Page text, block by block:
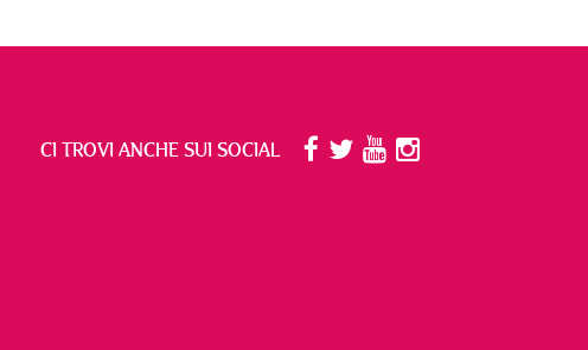
CI TROVI ANCHE SUI SOCIAL